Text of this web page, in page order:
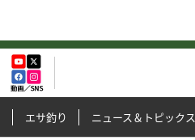
エサ釣り ニュース＆トピックス